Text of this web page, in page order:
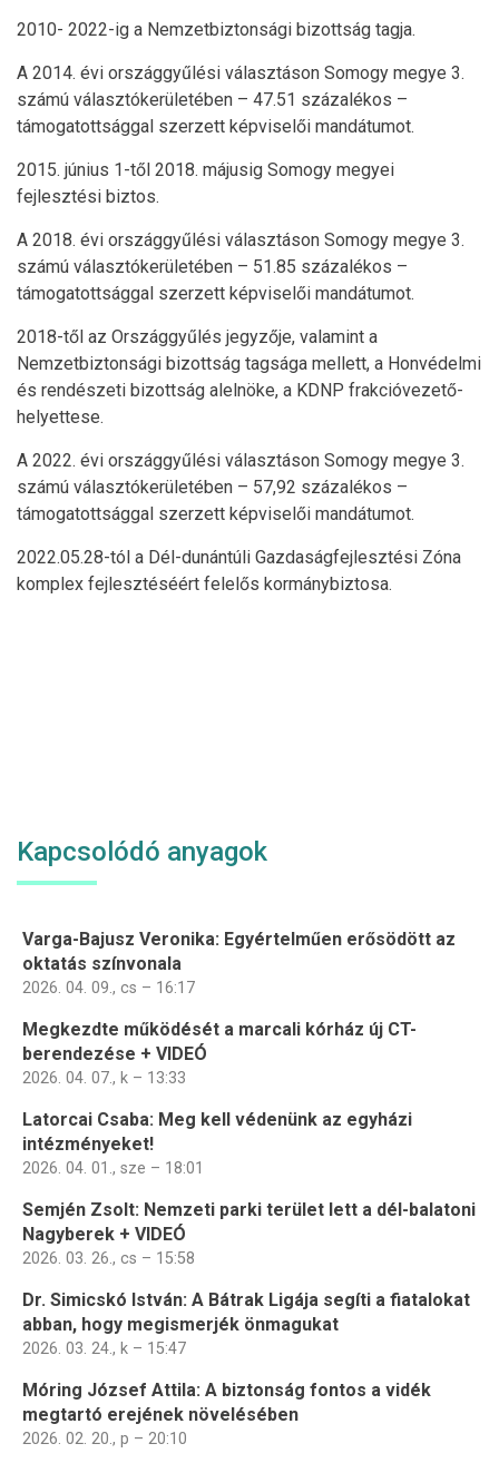
2010- 2022-ig a Nemzetbiztonsági bizottság tagja.
A 2014. évi országgyűlési választáson Somogy megye 3.
számú választókerületében – 47.51 százalékos –
támogatottsággal szerzett képviselői mandátumot.
2015. június 1-től 2018. májusig Somogy megyei
fejlesztési biztos.
A 2018. évi országgyűlési választáson Somogy megye 3.
számú választókerületében – 51.85 százalékos –
támogatottsággal szerzett képviselői mandátumot.
2018-től az Országgyűlés jegyzője, valamint a
Nemzetbiztonsági bizottság tagsága mellett, a Honvédelmi
és rendészeti bizottság alelnöke, a KDNP frakcióvezető-
helyettese.
A 2022. évi országgyűlési választáson Somogy megye 3.
számú választókerületében – 57,92 százalékos –
támogatottsággal szerzett képviselői mandátumot.
2022.05.28-tól a Dél-dunántúli Gazdaságfejlesztési Zóna
komplex fejlesztéséért felelős kormánybiztosa.
Kapcsolódó anyagok
Varga-Bajusz Veronika: Egyértelműen erősödött az
oktatás színvonala
2026. 04. 09., cs – 16:17
Megkezdte működését a marcali kórház új CT-
berendezése + VIDEÓ
2026. 04. 07., k – 13:33
Latorcai Csaba: Meg kell védenünk az egyházi
intézményeket!
2026. 04. 01., sze – 18:01
Semjén Zsolt: Nemzeti parki terület lett a dél-balatoni
Nagyberek + VIDEÓ
2026. 03. 26., cs – 15:58
Dr. Simicskó István: A Bátrak Ligája segíti a fiatalokat
abban, hogy megismerjék önmagukat
2026. 03. 24., k – 15:47
Móring József Attila: A biztonság fontos a vidék
megtartó erejének növelésében
2026. 02. 20., p – 20:10